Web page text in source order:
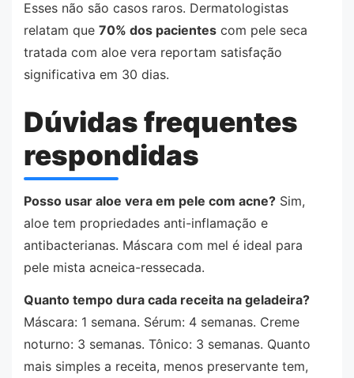
Esses não são casos raros. Dermatologistas
relatam que 70% dos pacientes com pele seca
tratada com aloe vera reportam satisfação
significativa em 30 dias.
Dúvidas frequentes
respondidas
Posso usar aloe vera em pele com acne? Sim,
aloe tem propriedades anti-inflamação e
antibacterianas. Máscara com mel é ideal para
pele mista acneica-ressecada.
Quanto tempo dura cada receita na geladeira?
Máscara: 1 semana. Sérum: 4 semanas. Creme
noturno: 3 semanas. Tônico: 3 semanas. Quanto
mais simples a receita, menos preservante tem,